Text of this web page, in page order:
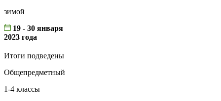
зимой
19 - 30 января
2023 года
Итоги подведены
Общепредметный
1-4 классы